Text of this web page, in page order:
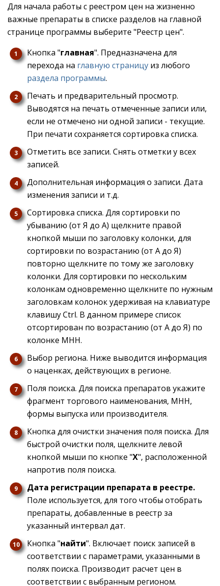
Для начала работы с реестром цен на жизненно
важные препараты в списке разделов на главной
странице программы выберите "Реестр цен".
Кнопка "главная". Предназначена для
перехода на главную страницу из любого
раздела программы.
Печать и предварительный просмотр.
Выводятся на печать отмеченные записи или,
если не отмечено ни одной записи - текущие.
При печати сохраняется сортировка списка.
Отметить все записи. Снять отметки у всех
записей.
Дополнительная информация о записи. Дата
изменения записи и т.д.
Сортировка списка. Для сортировки по
убыванию (от Я до А) щелкните правой
кнопкой мыши по заголовку колонки, для
сортировки по возрастанию (от А до Я)
повторно щелкните по тому же заголовку
колонки. Для сортировки по нескольким
колонкам одновременно щелкните по нужным
заголовкам колонок удерживая на клавиатуре
клавишу Ctrl. В данном примере список
отсортирован по возрастанию (от А до Я) по
колонке МНН.
Выбор региона. Ниже выводится информация
о наценках, действующих в регионе.
Поля поиска. Для поиска препаратов укажите
фрагмент торгового наименования, МНН,
формы выпуска или производителя.
Кнопка для очистки значения поля поиска. Для
быстрой очистки поля, щелкните левой
кнопкой мыши по кнопке "X", расположенной
напротив поля поиска.
Дата регистрации препарата в реестре.
Поле используется, для того чтобы отобрать
препараты, добавленные в реестр за
указанный интервал дат.
Кнопка "найти". Включает поиск записей в
соответствии с параметрами, указанными в
полях поиска. Производит расчет цен в
соответствии с выбранным регионом.